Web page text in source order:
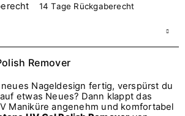
14 Tage Rückgaberecht
Remover
Nageldesign fertig, verspürst du
etwas Neues? Dann klappt das
Maniküre angenehm und komfortabel